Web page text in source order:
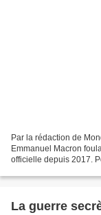
Par la rédaction de
Emmanuel Macron
officielle depuis 2017.
La guerre